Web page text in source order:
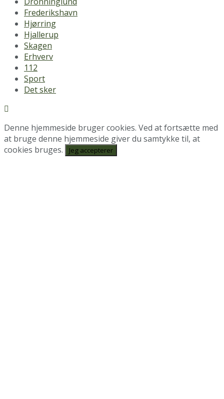
Frederikshavn
Hjørring
Hjallerup
Skagen
Erhverv
112
Sport
Det sker
Denne hjemmeside bruger cookies. Ved at fortsætte med
at bruge denne hjemmeside giver du samtykke til, at
cookies bruges.
Jeg accepterer